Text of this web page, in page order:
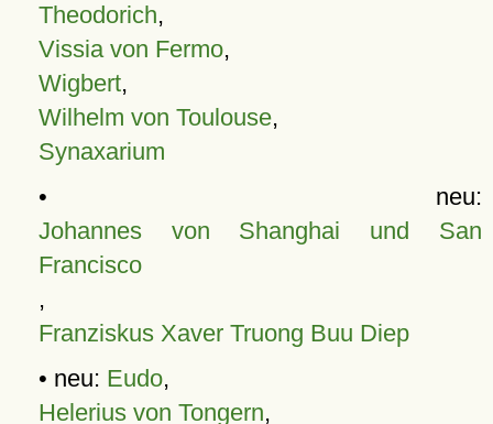
Theodorich,
Vissia von Fermo,
Wigbert,
Wilhelm von Toulouse,
Synaxarium
• neu:
Johannes von Shanghai und San
Francisco
,
Franziskus Xaver Truong Buu Diep
• neu: Eudo,
Helerius von Tongern,